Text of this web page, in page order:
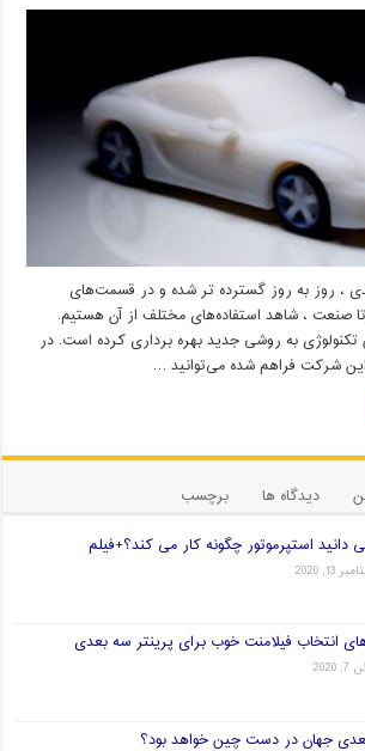
، روز به روز گسترده تر شده و در قسمت‌های
صنعت ، شاهد استفاده‌های مختلف از آن هستیم.
به روشی جدید بهره برداری کرده است. در
شرکت فراهم شده می‌توانید …
دیدگاه ها برچسب
دانید استپرموتور چگونه کار می کند؟+فیلم
13, 2020
انتخاب فیلامنت خوب برای پرینتر سه بعدی
جهان در دست چین خواهد بود؟